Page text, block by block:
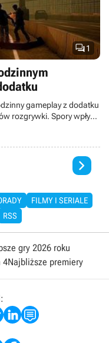
1
gameplay z dodatku
rozgrywki. Spory wpływ
znajdujące się w

FILMY I SERIALE
RSS
gry 2026 roku
4Najbliższe premiery